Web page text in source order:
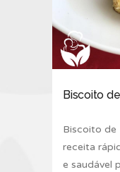
Biscoito
Biscoito de
receita
e saudável